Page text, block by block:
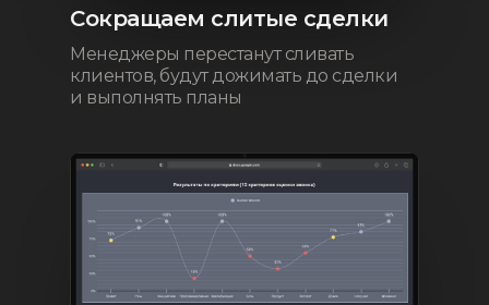
Сокращаем слитые сделки
Менеджеры перестанут сливать
клиентов, будут дожимать до сделки
и выполнять планы